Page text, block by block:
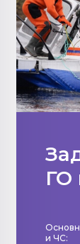
ГО
и ЧС: